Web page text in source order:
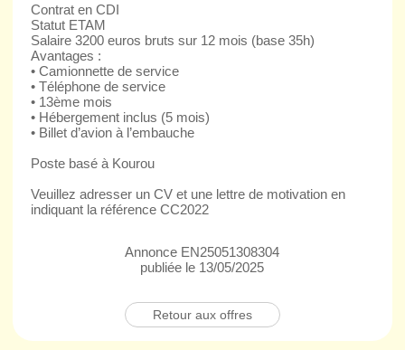
Contrat en CDI
Statut ETAM
Salaire 3200 euros bruts sur 12 mois (base 35h)
Avantages :
• Camionnette de service
• Téléphone de service
• 13ème mois
• Hébergement inclus (5 mois)
• Billet d’avion à l’embauche
Poste basé à Kourou
Veuillez adresser un CV et une lettre de motivation en
indiquant la référence CC2022
Annonce EN25051308304
publiée le 13/05/2025
Retour aux offres